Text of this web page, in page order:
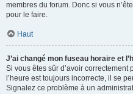
membres du forum. Donc si vous
pour le faire.
Haut
J’ai changé mon fuseau horaire et
Si vous êtes sûr d’avoir
l’heure est toujours incorrecte, il se
Signalez ce problème à un